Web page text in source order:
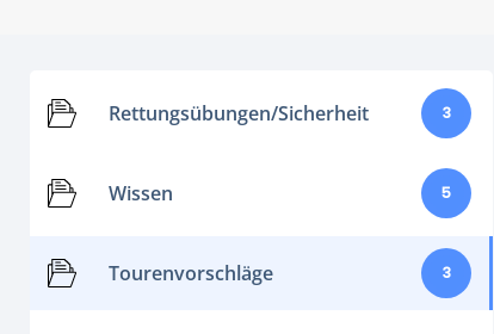
Rettungsübungen/Sicherheit 3
Wissen 5
Tourenvorschläge 3